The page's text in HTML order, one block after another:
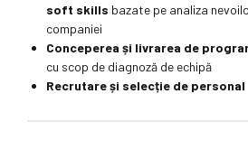
soft skills bazate pe analiza
companiei
Conceperea și livrarea de
cu scop de diagnoză de echipă
Recrutare și selecție de personal